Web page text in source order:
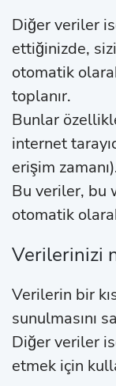
Diğer veriler
ettiğinizde,
otomatik
toplanır.
Bunlar
internet
erişim
Bu veriler, bu
otomatik
Verilerinizi
Verilerin bir
sunulmasını
Diğer veriler
etmek için